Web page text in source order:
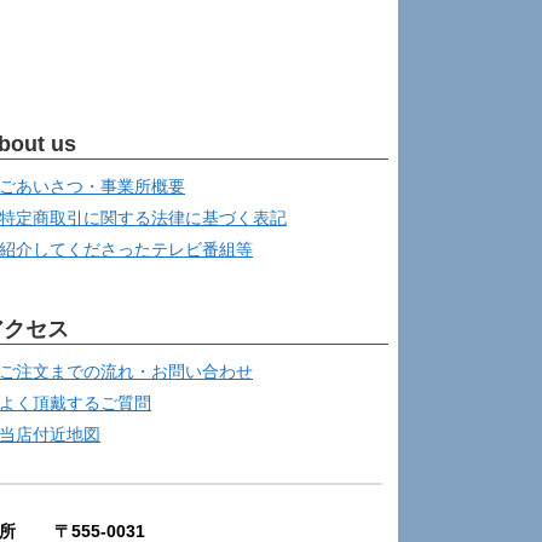
us
ごあいさつ・事業所概要
特定商取引に関する法律に基づく表記
紹介してくださったテレビ番組等
セス
ご注文までの流れ・お問い合わせ
よく頂戴するご質問
当店付近地図
所 〒555-0031